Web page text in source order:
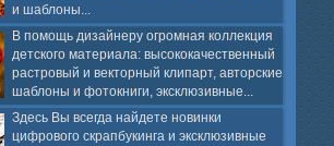
и шаблоны...
В помощь дизайнеру огромная коллекция
детского материала: высококачественный
растровый и векторный клипарт, авторские
шаблоны и фотокниги, эксклюзивные...
Здесь Вы всегда найдете новинки
цифрового скрапбукинга и эксклюзивные